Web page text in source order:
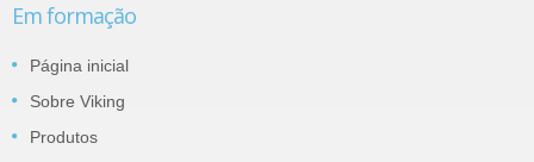
Em formação
Página inicial
Sobre Viking
Produtos